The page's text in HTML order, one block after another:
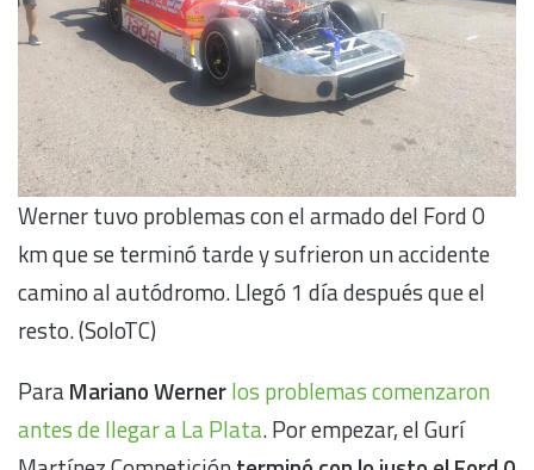
Werner tuvo problemas con el armado del Ford 0
km que se terminó tarde y sufrieron un accidente
camino al autódromo. Llegó 1 día después que el
resto. (SoloTC)
ParaMariano Wernerlos problemas comenzaron
antes de llegar a La Plata. Por empezar, el Gurí